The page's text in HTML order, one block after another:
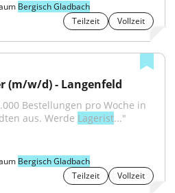
Bergisch Gladbach
Teilzeit
Vollzeit
(m/w/d) - Langenfeld
Bestellungen pro Woche in
aus. Werde Lagerist..."
Bergisch Gladbach
Teilzeit
Vollzeit